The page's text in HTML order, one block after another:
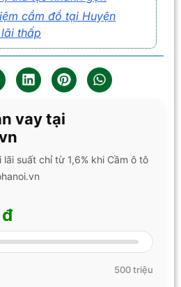
cầm đồ tại Huyện
thấp
vay tại
suất chỉ từ 1,6% khi Cầm ô tô
500 triệu